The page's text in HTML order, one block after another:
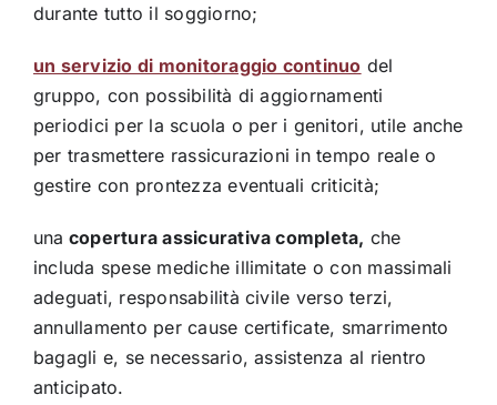
durante tutto il soggiorno;
un servizio di monitoraggio continuo del
gruppo, con possibilità di aggiornamenti
periodici per la scuola o per i genitori, utile anche
per trasmettere rassicurazioni in tempo reale o
gestire con prontezza eventuali criticità;
una copertura assicurativa completa, che
includa spese mediche illimitate o con massimali
adeguati, responsabilità civile verso terzi,
annullamento per cause certificate, smarrimento
bagagli e, se necessario, assistenza al rientro
anticipato.